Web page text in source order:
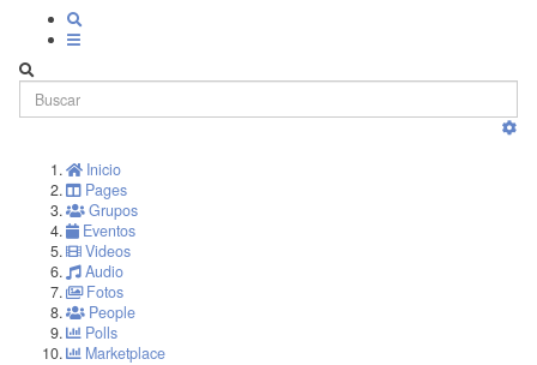
Inicio
Pages
Grupos
Eventos
Videos
Audio
Fotos
People
Polls
Marketplace